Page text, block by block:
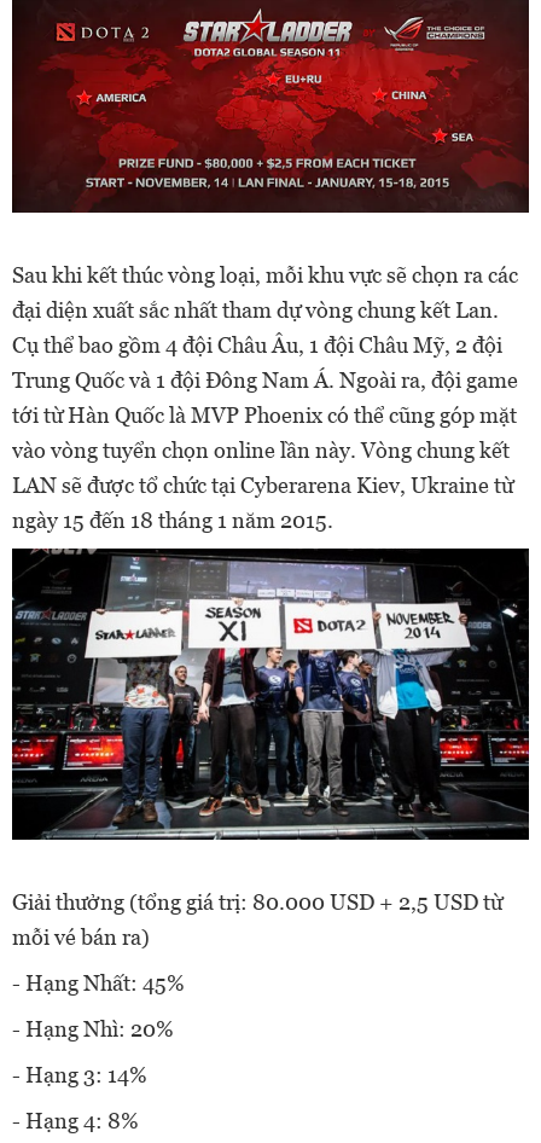
Sau khi kết thúc vòng loại, mỗi khu vực sẽ chọn ra các
đại diện xuất sắc nhất tham dự vòng chung kết Lan.
Cụ thể bao gồm 4 đội Châu Âu, 1 đội Châu Mỹ, 2 đội
Trung Quốc và 1 đội Đông Nam Á. Ngoài ra, đội game
tới từ Hàn Quốc là MVP Phoenix có thể cũng góp mặt
vào vòng tuyển chọn online lần này. Vòng chung kết
LAN sẽ được tổ chức tại Cyberarena Kiev, Ukraine từ
ngày 15 đến 18 tháng 1 năm 2015.
Giải thưởng (tổng giá trị: 80.000 USD + 2,5 USD từ
mỗi vé bán ra)
- Hạng Nhất: 45%
- Hạng Nhì: 20%
- Hạng 3: 14%
- Hạng 4: 8%